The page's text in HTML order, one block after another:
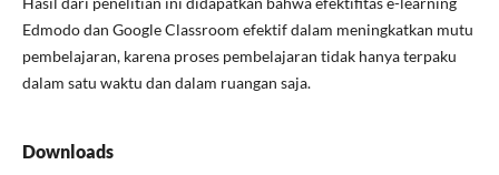
Edmodo dan Google Classroom efektif dalam meningkatkan mutu
pembelajaran, karena proses pembelajaran tidak hanya terpaku
dalam satu waktu dan dalam ruangan saja.
Downloads